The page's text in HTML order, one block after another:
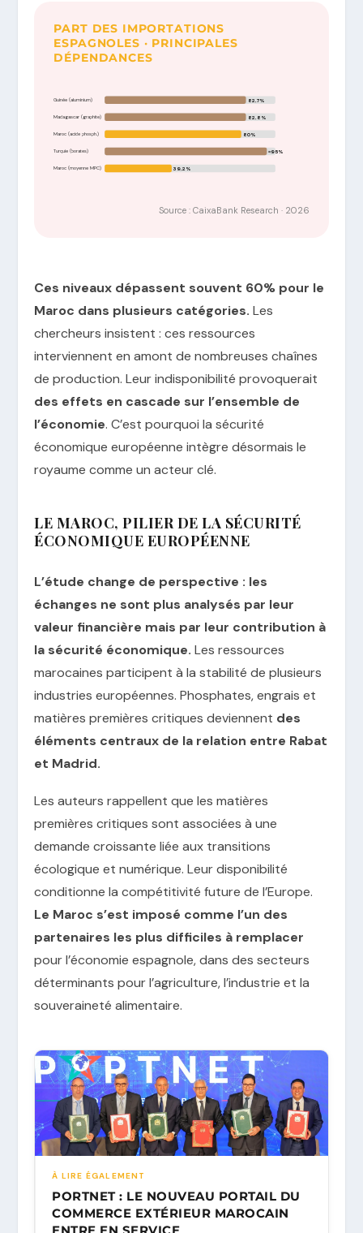
PART DES IMPORTATIONS
ESPAGNOLES · PRINCIPALES
DÉPENDANCES
Guinée (aluminium) 82,7%
Madagascar (graphite) 82,8%
Maroc (acide phosph.) 80%
Turquie (borates) ≈95%
Maroc (moyenne MPC) 39,2%
Source : CaixaBank Research · 2026
Ces niveaux dépassent souvent 60% pour le
Maroc dans plusieurs catégories. Les
chercheurs insistent : ces ressources
interviennent en amont de nombreuses chaînes
de production. Leur indisponibilité provoquerait
des effets en cascade sur l’ensemble de
l’économie. C’est pourquoi la sécurité
économique européenne intègre désormais le
royaume comme un acteur clé.
LE MAROC, PILIER DE LA SÉCURITÉ
ÉCONOMIQUE EUROPÉENNE
L’étude change de perspective : les
échanges ne sont plus analysés par leur
valeur financière mais par leur contribution à
la sécurité économique. Les ressources
marocaines participent à la stabilité de plusieurs
industries européennes. Phosphates, engrais et
matières premières critiques deviennent des
éléments centraux de la relation entre Rabat
et Madrid.
Les auteurs rappellent que les matières
premières critiques sont associées à une
demande croissante liée aux transitions
écologique et numérique. Leur disponibilité
conditionne la compétitivité future de l’Europe.
Le Maroc s’est imposé comme l’un des
partenaires les plus difficiles à remplacer
pour l’économie espagnole, dans des secteurs
déterminants pour l’agriculture, l’industrie et la
souveraineté alimentaire.
À LIRE ÉGALEMENT
PORTNET : LE NOUVEAU PORTAIL DU
COMMERCE EXTÉRIEUR MAROCAIN
ENTRE EN SERVICE